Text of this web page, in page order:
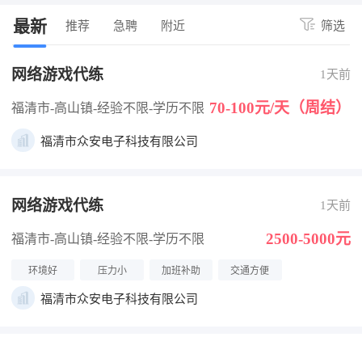
最新 推荐 急聘 附近 筛选
网络游戏代练 1天前
福清市-高山镇-经验不限-学历不限 70-100元/天（周结）
福清市众安电子科技有限公司
网络游戏代练 1天前
福清市-高山镇-经验不限-学历不限 2500-5000元
环境好 压力小 加班补助 交通方便
福清市众安电子科技有限公司